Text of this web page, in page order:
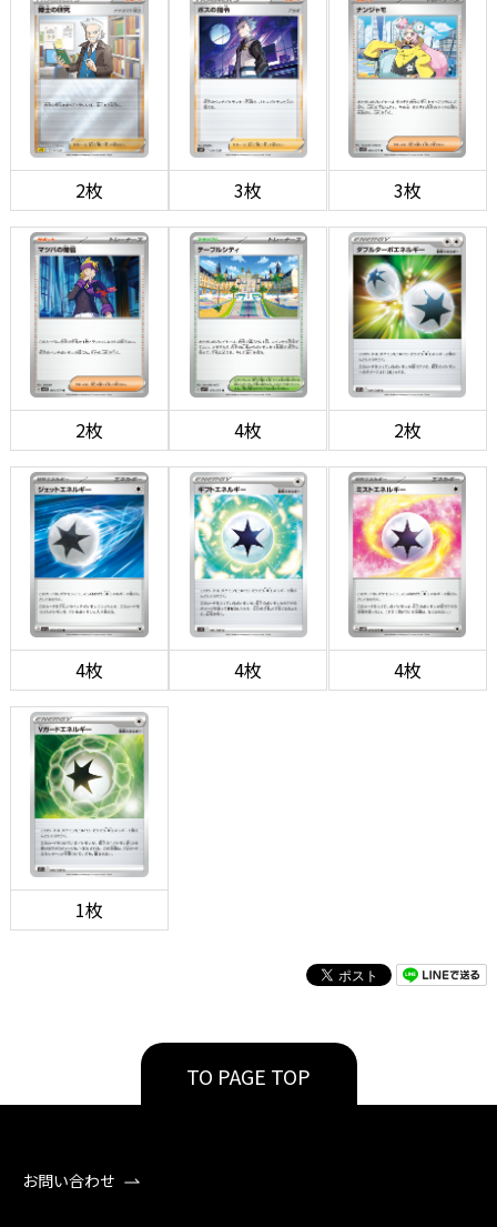
2枚 3枚 3枚
2枚 4枚 2枚
4枚 4枚 4枚
1枚
TO PAGE TOP
お問い合わせ